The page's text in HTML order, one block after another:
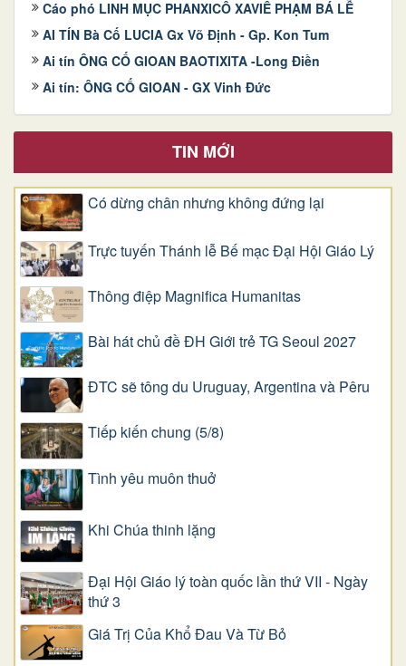
Cáo phó LINH MỤC PHANXICÔ XAVIÊ PHẠM BÁ LỄ
AI TÍN Bà Cố LUCIA Gx Võ Định - Gp. Kon Tum
Ai tín ÔNG CỐ GIOAN BAOTIXITA -Long Điền
Ai tín: ÔNG CỐ GIOAN - GX Vinh Đức
TIN MỚI
Có dừng chân nhưng không đứng lại
Trực tuyến Thánh lễ Bế mạc Đại Hội Giáo Lý
Thông điệp Magnifica Humanitas
Bài hát chủ đề ĐH Giới trẻ TG Seoul 2027
ĐTC sẽ tông du Uruguay, Argentina và Pêru
Tiếp kiến chung (5/8)
Tình yêu muôn thuở
Khi Chúa thinh lặng
Đại Hội Giáo lý toàn quốc lần thứ VII - Ngày
thứ 3
Giá Trị Của Khổ Ðau Và Từ Bỏ